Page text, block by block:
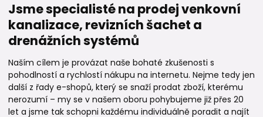
Jsme specialisté na prodej venkovní
kanalizace, revizních šachet a
drenážních systémů
Naším cílem je provázat naše bohaté zkušenosti s
pohodlností a rychlostí nákupu na internetu. Nejme tedy jen
další z řady e-shopů, který se snaží prodat zboží, kterému
nerozumí – my se v našem oboru pohybujeme již přes 20
let a jsme tak schopni každému individuálně poradit a najít